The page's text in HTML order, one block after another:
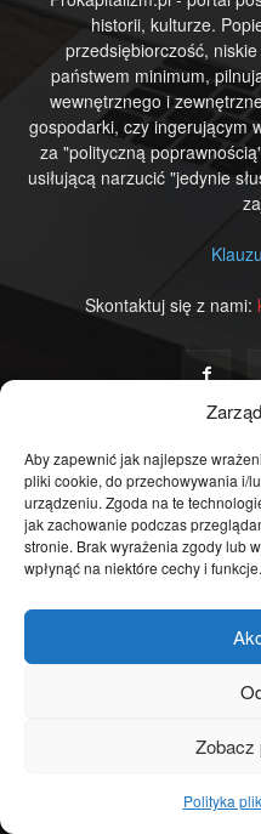
Aby zapewnić jak najlepsze
pliki cookie, do przechowywania i/
urządzeniu. Zgoda na te
jak zachowanie podczas
stronie. Brak wyrażenia zgody lub
wpłynąć na niektóre cechy i funkcje.
Zobacz
Polityka
historii, kulturze.
przedsiębiorczość,
państwem minimum,
wewnętrznego i
gospodarki, czy ingerującym
za "polityczną
usiłującą narzucić "jedynie
Skontaktuj się z nami:
POPULARNE POSTY
Grzegorz
Narodowy i
05/01/2019
Kapitalizm
Komisja